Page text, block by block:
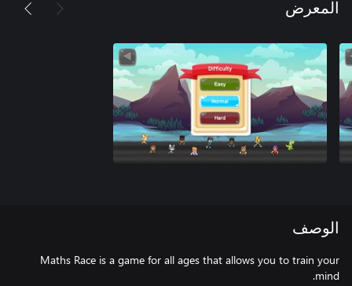
المعرض
الوصف
Maths Race is a game for all ages that allows you to train your